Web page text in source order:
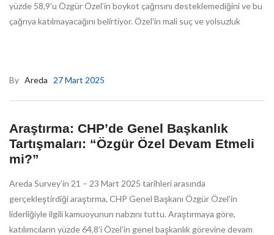
yüzde 58,9’u Özgür Özel’in boykot çağrısını desteklemediğini ve bu
çağrıya katılmayacağını belirtiyor. Özel’in mali suç ve yolsuzluk
By Areda 27 Mart 2025
Araştırma: CHP’de Genel Başkanlık
Tartışmaları: “Özgür Özel Devam Etmeli
mi?”
Areda Survey’in 21 – 23 Mart 2025 tarihleri arasında
gerçekleştirdiği araştırma, CHP Genel Başkanı Özgür Özel’in
liderliğiyle ilgili kamuoyunun nabzını tuttu. Araştırmaya göre,
katılımcıların yüzde 64,8’i Özel’in genel başkanlık görevine devam